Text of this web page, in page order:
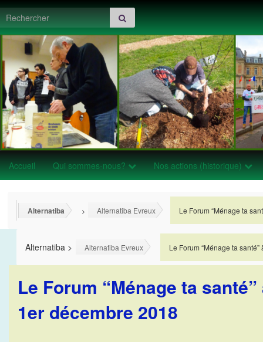
Search for:
Accueil Qui sommes-nous? Nos actions (historique)
Alternatiba > Alternatiba Evreux Le Forum “Ménage ta
Alternatiba > Alternatiba Evreux Le Forum “Ménage ta
Le Forum “Ménage ta
1er décembre 2018